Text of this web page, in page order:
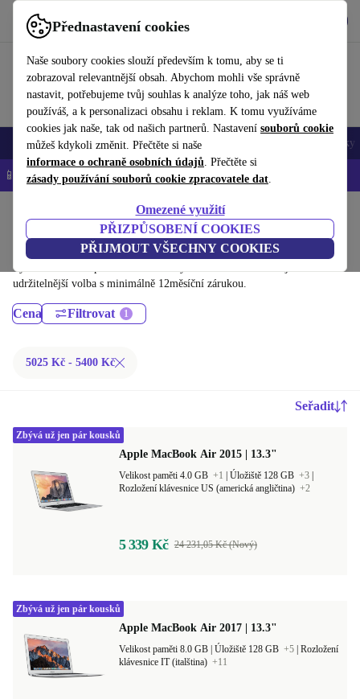
Přednastavení cookies
Naše soubory cookies slouží především k tomu, aby se ti
zobrazoval relevantnější obsah. Abychom mohli vše správně
nastavit, potřebujeme tvůj souhlas k analýze toho, jak náš web
používáš, a k personalizaci obsahu i reklam. K tomu využíváme
cookies jak naše, tak od našich partnerů. Nastavení souborů cookie
můžeš kdykoli změnit. Přečtěte si naše
informace o ochraně osobních údajů. Přečtěte si
zásady používání souborů cookie zpracovatele dat.
Omezené využití
PŘIZPŮSOBENÍ COOKIES
PŘIJMOUT VŠECHNY COOKIES
Používejte refurbed rychle a snadno
Mobily a smartphony Notebooky Tablety Doplňky
📱 -5 % NAVÍC na všechny iPhony – kód: IPHONEDEAL-
Notebooky
MacBooky:
Vysoce kvalitní repasované Macbooky za skvělou cenu. Tvoje
udržitelnější volba s minimálně 12měsíční zárukou.
Cena Filtrovat
5025 Kč - 5400 Kč
Seřadit
Apple MacBook Air 2015 | 13.3"
Velikost paměti 4.0 GB +1 Úložiště 128 GB +3
Rozložení klávesnice US (americká angličtina) +2
5 339 Kč 24 231,05 Kč (Nový)
Zbývá už jen pár kousků
Apple MacBook Air 2017 | 13.3"
Úložiště 128 GB +5 Rozložení
klávesnice IT (italština) +11
Zbývá už jen pár kousků